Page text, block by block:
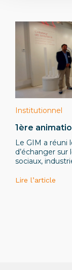
Institutionnel
1ère
Le GIM a réuni
d’échanger sur
sociaux,
Lire l’article